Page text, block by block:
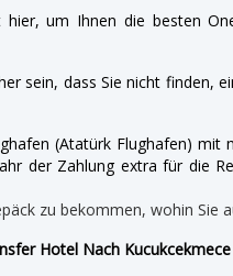
um Ihnen die besten
sein, dass Sie nicht finden,
(Atatürk Flughafen) mit
der Zahlung extra für die
zu bekommen, wohin Sie
Hotel Nach Kucukcekmece